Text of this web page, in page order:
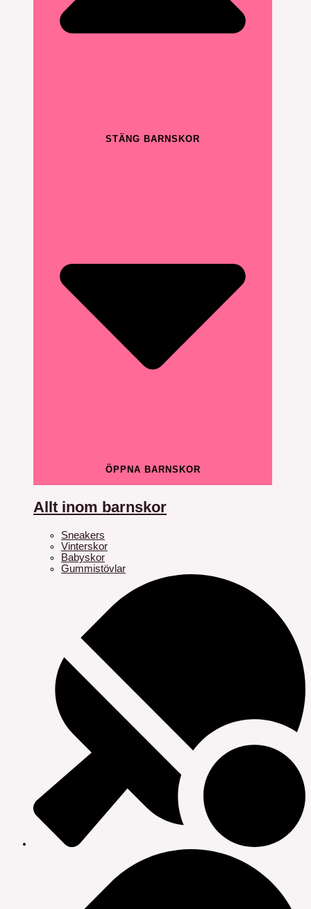
STÄNG BARNSKOR
ÖPPNA BARNSKOR
Allt inom barnskor
Sneakers
Vinterskor
Babyskor
Gummistövlar